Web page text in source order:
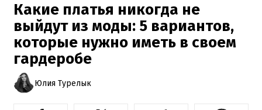
Какие платья никогда не
выйдут из моды: 5 вариантов,
которые нужно иметь в своем
гардеробе
Юлия Турелык